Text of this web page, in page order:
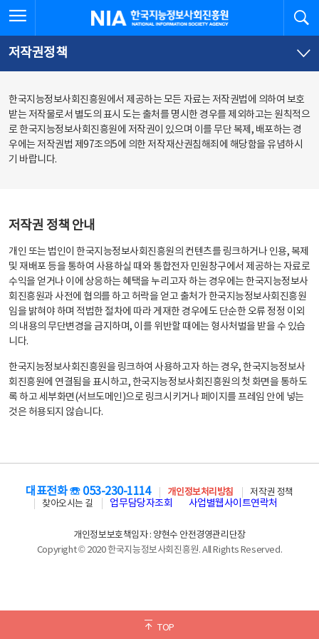
문
로
가
체
뉴
바
가
한국지능정보사회진흥원
저작권정책
한국지능정보사회진흥원에서 제공하는 모든 자료는 저작권법에 의하여 보호
받는 저작물로서 별도의 표시 도는 출처를 명시한 경우를 제외하고는 원칙적으
로 한국지능정보사회진흥원에 저작권이 있으며 이를 무단 복제, 배포하는 경
우에는 저작권법 제97조의5에 의한 저작재산권침해죄에 해당함을 유념하시
기 바랍니다.
저작권 정책 안내
개인 또는 법인이 한국지능정보사회진흥원의 컨텐츠를 링크하거나 인용, 복제
및 재배포 등을 통하여 사용하실 때와 통합전자 민원창구에서 제공하는 자료로
수익을 얻거나 이에 상응하는 혜택을 누리고자 하는 경우에는 한국지능정보사
회진흥원과 사전에 협의를 하고 허락을 얻고 출처가 한국지능정보사회진흥원
임을 밝혀야 하며 적법한 절차에 따라 게재한 경우에도 단순한 오류 정정 이외
의 내용의 무단변경을 금지하며, 이를 위반할 때에는 형사처벌을 받을 수 있습
니다.
한국지능정보사회진흥원을 링크하여 사용하고자 하는 경우, 한국지능정보사
회진흥원에 연결됨을 표시하고, 한국지능정보사회진흥원의 첫 화면을 통하도
록 하고 세부화면(서브도메인)으로 링크시키거나 페이지를 프레임 안에 넣는
것은 허용되지 않습니다.
TOP
대표전화 ☏ 053-230-1114 개인정보처리방침
저작권 정책
찾아오시는 길
업무담당자조회 사업별웹사이트연락처
개인정보보호책임자 : 양현수 안전경영관리단장
Copyright © 2020 한국지능정보사회진흥원. All Rights Reserved.